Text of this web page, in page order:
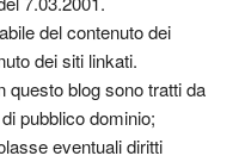
del contenuto dei
dei siti linkati.
questo blog sono tratti da
pubblico dominio;
eventuali diritti